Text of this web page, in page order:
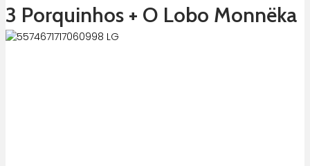
3 Porquinhos + O Lobo Monnëka